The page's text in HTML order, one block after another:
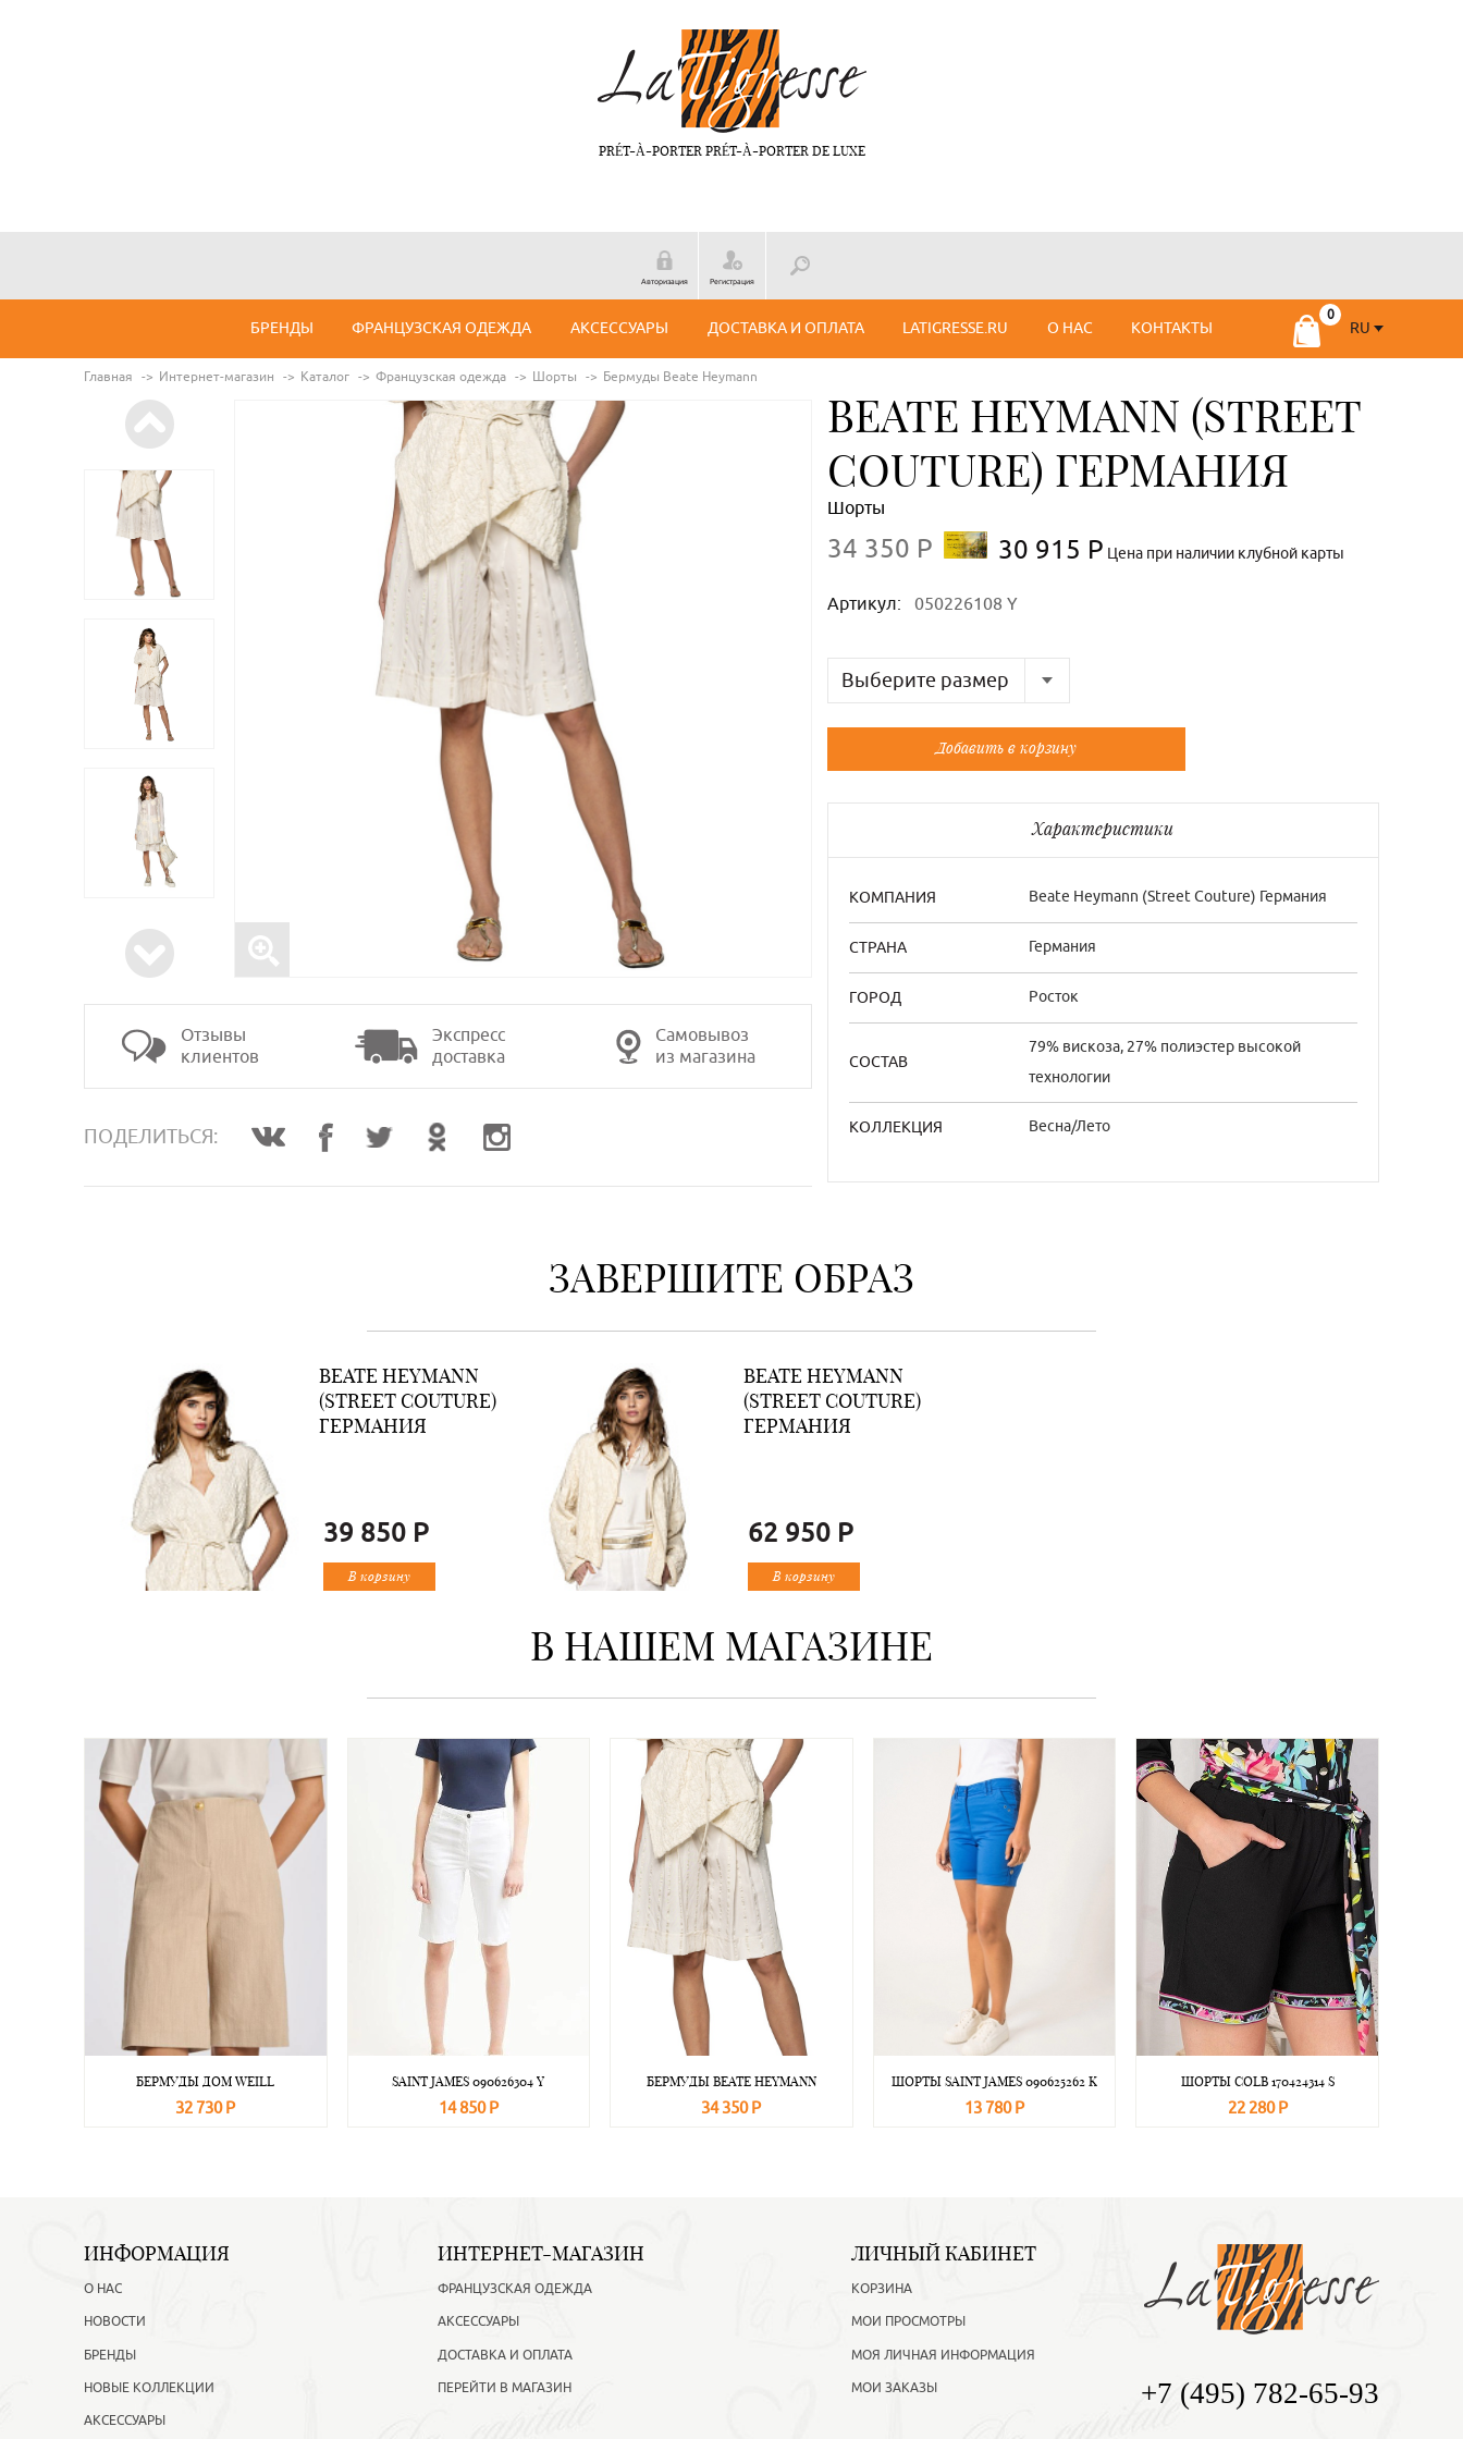
PRÉT-À-PORTER PRÉT-À-PORTER DE LUXE
Авторизация Регистрация
RU
БРЕНДЫ ФРАНЦУЗСКАЯ ОДЕЖДА АКСЕССУАРЫ ДОСТАВКА И ОПЛАТА LATIGRESSE.RU О НАС КОНТАКТЫ
Главная Интернет-магазин Каталог Французская одежда Шорты Бермуды Beate Нeymann
Отзывы
клиентов
Экспресс
доставка
Самовывоз
из магазина
ПОДЕЛИТЬСЯ: >
BEATE НEYMANN (STREET
COUTURE) ГЕРМАНИЯ
Шорты
34 350 Р 30 915 Р Цена при наличии клубной карты
Артикул: 050226108 Y
Выберите размер
Русский
Французский
40-42
36/0
44
38/1
Добавить в корзину
Характеристики
КОМПАНИЯ Beate Нeymann (Street Couture) Германия
СТРАНА Германия
ГОРОД Росток
СОСТАВ
79% вискоза, 27% полиэстер высокой
технологии
КОЛЛЕКЦИЯ Весна/Лето
ЗАВЕРШИТЕ ОБРАЗ
BEATE НEYMANN
(STREET COUTURE)
ГЕРМАНИЯ
39 850 Р
В корзину
BEATE НEYMANN
(STREET COUTURE)
ГЕРМАНИЯ
62 950 Р
В корзину
В НАШЕМ МАГАЗИНЕ
БЕРМУДЫ ДОМ WEILL
32 730 Р
SAINT JAMES 090626304 Y
14 850 Р
БЕРМУДЫ BEATE НEYMANN
34 350 Р
ШОРТЫ SAINT JAMES 090625262 K
13 780 Р
ШОРТЫ COLB 170424314 S
22 280 Р
ИНФОРМАЦИЯ
О НАС
НОВОСТИ
БРЕНДЫ
НОВЫЕ КОЛЛЕКЦИИ
АКСЕССУАРЫ
ИНТЕРНЕТ-МАГАЗИН
ФРАНЦУЗСКАЯ ОДЕЖДА
АКСЕССУАРЫ
ДОСТАВКА И ОПЛАТА
ПЕРЕЙТИ В МАГАЗИН
ЛИЧНЫЙ КАБИНЕТ
КОРЗИНА
МОИ ПРОСМОТРЫ
МОЯ ЛИЧНАЯ ИНФОРМАЦИЯ
МОИ ЗАКАЗЫ
+7 (495) 782-65-93